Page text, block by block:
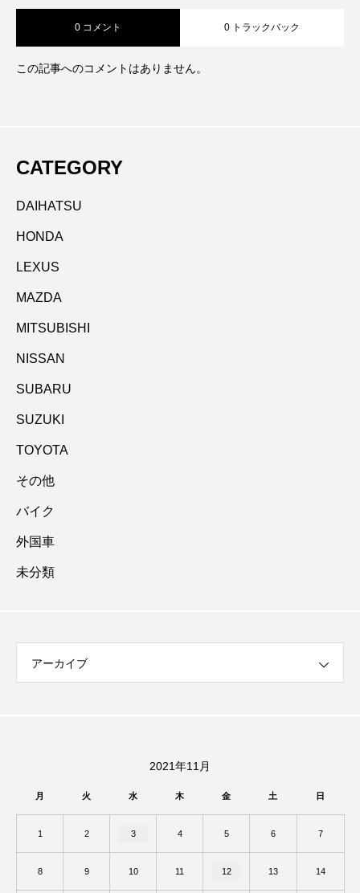
0 コメント 0 トラックバック
この記事へのコメントはありません。
CATEGORY
DAIHATSU
HONDA
LEXUS
MAZDA
MITSUBISHI
NISSAN
SUBARU
SUZUKI
TOYOTA
その他
バイク
外国車
未分類
アーカイブ
2021年11月
月 火 水 木 金 土 日
1 2 3 4 5 6 7
8 9 10 11 12 13 14